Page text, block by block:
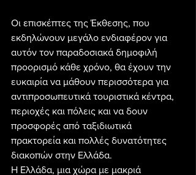
Οι επισκέπτες της Έκθεσης, που
εκδηλώνουν μεγάλο ενδιαφέρον για
αυτόν τον παραδοσιακά δημοφιλή
προορισμό κάθε χρόνο, θα έχουν την
ευκαιρία να μάθουν περισσότερα για
αντιπροσωπευτικά τουριστικά κέντρα,
περιοχές και πόλεις και να δουν
προσφορές από ταξιδιωτικά
πρακτορεία και πολλές δυνατότητες
διακοπών στην Ελλάδα.
Η Ελλάδα, μια χώρα με μακριά